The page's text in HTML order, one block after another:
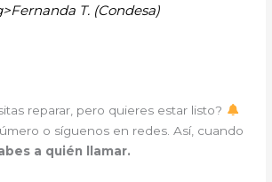
T. (Condesa)
reparar, pero quieres estar listo?
o síguenos en redes. Así, cuando
a quién llamar.